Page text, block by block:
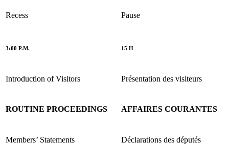
Recess Pause
3:00 P.M. 15 H
Introduction of Visitors Présentation des visiteurs
ROUTINE PROCEEDINGS AFFAIRES COURANTES
Members’ Statements Déclarations des députés